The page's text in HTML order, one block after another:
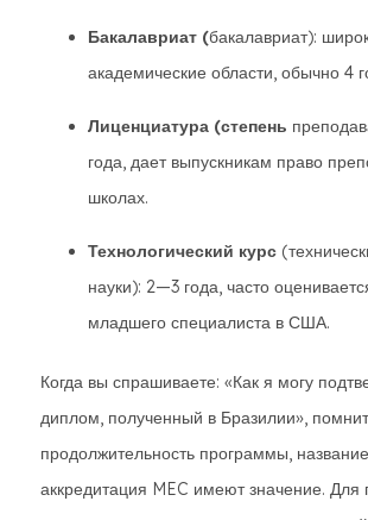
Бакалавриат (бакалавриат):
академические области, обычно 4
Лиценциатура (степень
года, дает выпускникам право
школах.
Технологический курс
науки): 2—3 года, часто
младшего специалиста в США.
Когда вы спрашиваете: «Как я могу
диплом, полученный в Бразилии»,
продолжительность программы,
аккредитация MEC имеют значение. Для